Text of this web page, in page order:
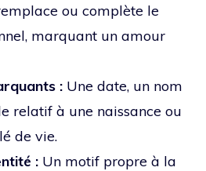
ou complète le
marquant un amour
: Une date, un nom
relatif à une naissance ou
de vie.
: Un motif propre à la